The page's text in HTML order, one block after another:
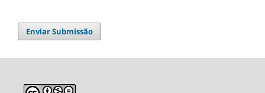
Enviar Submissão